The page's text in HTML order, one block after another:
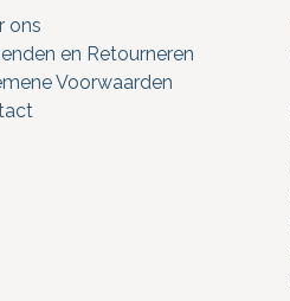
ons
en Retourneren
Voorwaarden